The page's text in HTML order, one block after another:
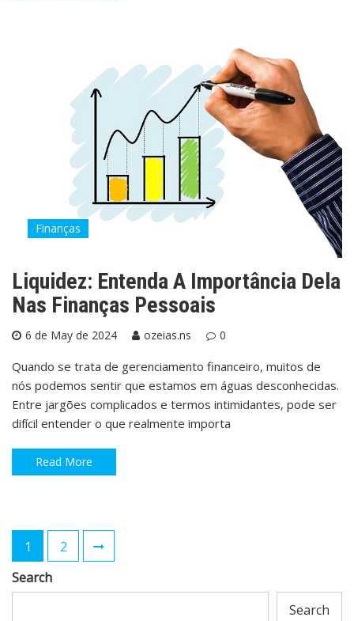
Finanças
Liquidez: Entenda A Importância Dela
Nas Finanças Pessoais
6 de May de 2024 ozeias.ns 0
Quando se trata de gerenciamento financeiro, muitos de
nós podemos sentir que estamos em águas desconhecidas.
Entre jargões complicados e termos intimidantes, pode ser
difícil entender o que realmente importa
Read More
Posts
navigation
1
2
Search
Search